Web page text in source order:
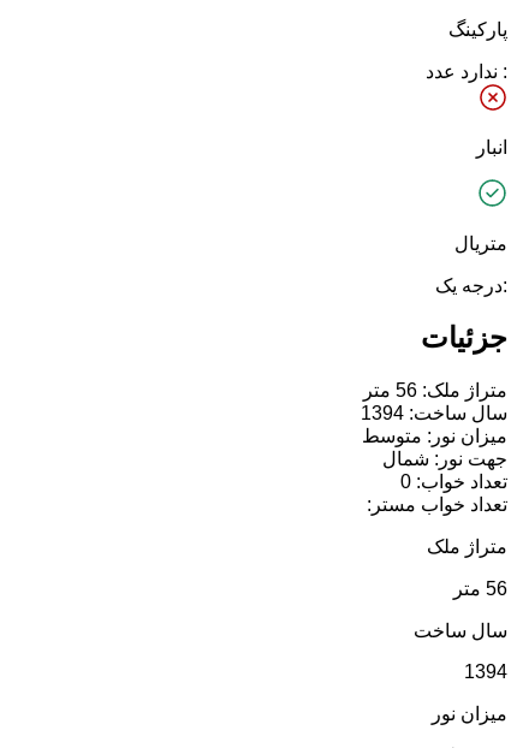
پارکینگ
: ندارد عدد
انبار
متریال
:درجه یک
جزئیات
متراژ ملک: 56 متر
سال ساخت: 1394
میزان نور: متوسط
جهت نور: شمال
تعداد خواب: 0
تعداد خواب مستر:
متراژ ملک
56 متر
سال ساخت
1394
میزان نور